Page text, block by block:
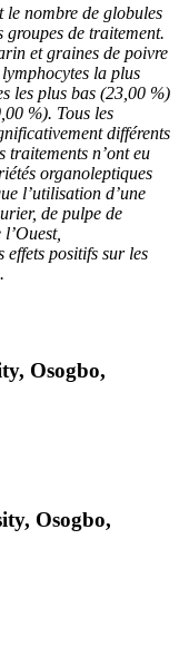
le nombre de globules
groupes de traitement.
et graines de poivre
la plus
les plus bas (23,00 %)
%). Tous les
différents
traitements n’ont eu
organoleptiques
l’utilisation d’une
de pulpe de
effets positifs sur les
Osogbo,
Osogbo,